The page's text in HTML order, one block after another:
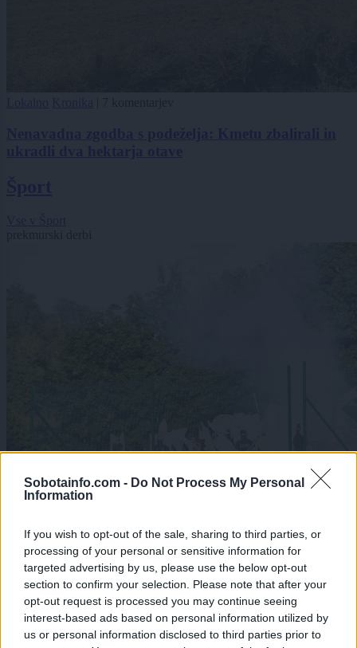
Sobotainfo.com - Do Not Process My Personal
Information
If you wish to opt-out of the sale, sharing to third parties, or
processing of your personal or sensitive information for
targeted advertising by us, please use the below opt-out
section to confirm your selection. Please note that after your
opt-out request is processed you may continue seeing
interest-based ads based on personal information utilized by
us or personal information disclosed to third parties prior to
Kronika Šport|9 komentarjev
Burno dogajanje po tekmi v Lendavi: